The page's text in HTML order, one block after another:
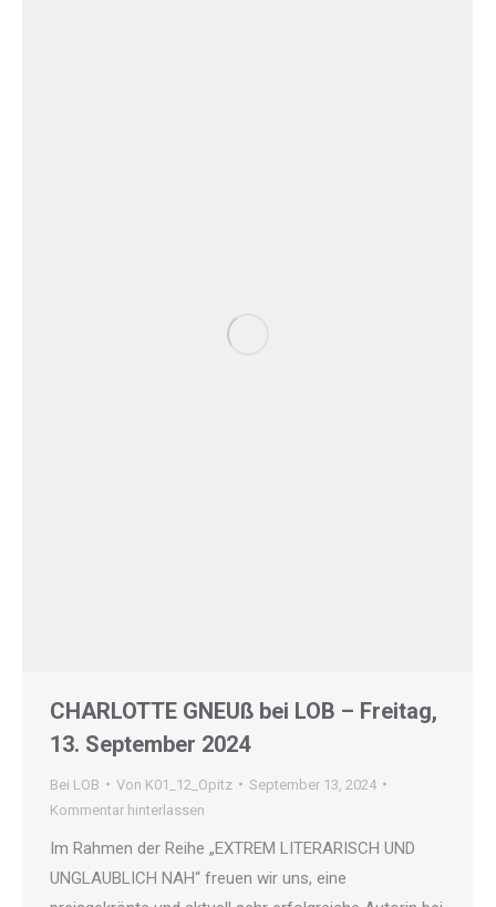
CHARLOTTE GNEUß bei LOB – Freitag,
13. September 2024
Bei LOB Von K01_12_Opitz
September 13, 2024
Kommentar hinterlassen
Im Rahmen der Reihe „EXTREM LITERARISCH UND
UNGLAUBLICH NAH“ freuen wir uns, eine